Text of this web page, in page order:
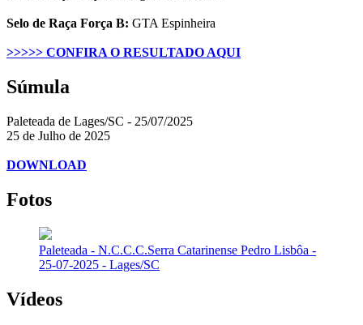
Selo de Raça Força B: GTA Espinheira
>>>>> CONFIRA O RESULTADO AQUI
Súmula
Paleteada de Lages/SC - 25/07/2025
25 de Julho de 2025
DOWNLOAD
Fotos
Paleteada - N.C.C.C.Serra Catarinense Pedro Lisbôa -
25-07-2025 - Lages/SC
Vídeos